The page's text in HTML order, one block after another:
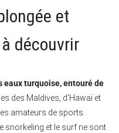
et
découvrir
eaux turquoise, entouré de
des Maldives, d’Hawaï et
amateurs de sports
snorkeling et le surf ne sont